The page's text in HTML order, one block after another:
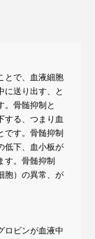
とで、血液細胞
に送り出す、と
。骨髄抑制と
する、つまり血
です。骨髄抑制
低下、血小板が
す。骨髄抑制
胞）の異常、が
ロビンが血液中